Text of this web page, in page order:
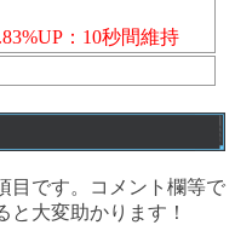
：10秒間維持
です。コメント欄等で
大変助かります！